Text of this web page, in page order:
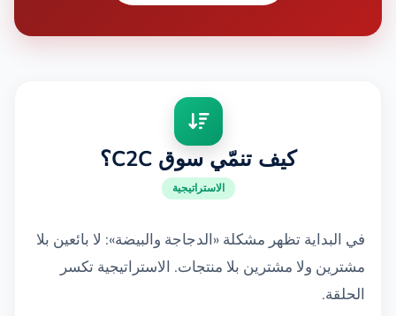
كيف تنمّي سوق C2C؟
الاستراتيجية
في البداية تظهر مشكلة «الدجاجة والبيضة»: لا بائعين بلا
مشترين ولا مشترين بلا منتجات. الاستراتيجية تكسر
الحلقة.